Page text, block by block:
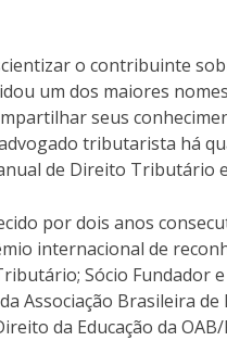
o contribuinte
um dos maiores
seus
tributarista há
de Direito Tributário
por dois anos
internacional de
Sócio Fundador
Associação Brasileira
da Educação da OAB/